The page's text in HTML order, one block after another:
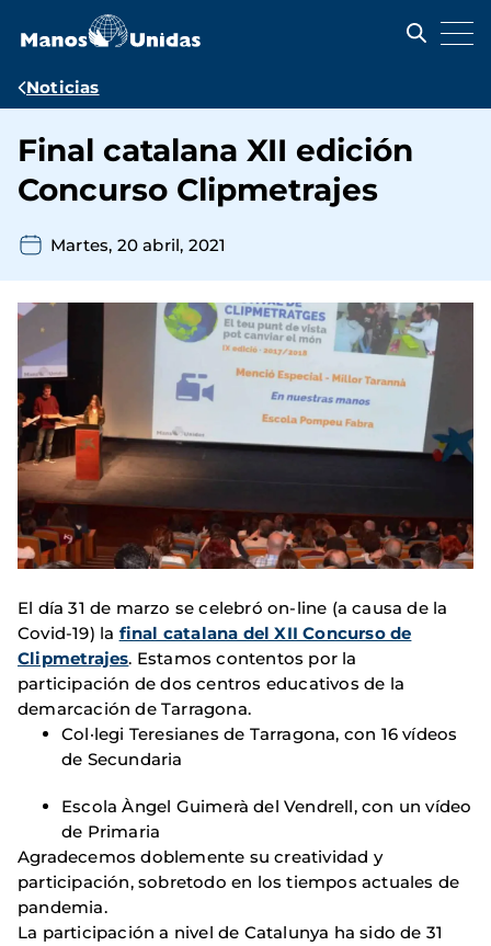
contenido
Ruta
navegación
Noticias
Final catalana XII edición
Concurso Clipmetrajes
Martes, 20 abril, 2021
El día 31 de marzo se celebró on-line (a causa de la
Covid-19) la final catalana del XII Concurso de
Clipmetrajes. Estamos contentos por la
participación de dos centros educativos de la
demarcación de Tarragona.
Col·legi Teresianes de Tarragona, con 16 vídeos
de Secundaria
Escola Àngel Guimerà del Vendrell, con un vídeo
de Primaria
Agradecemos doblemente su creatividad y
participación, sobretodo en los tiempos actuales de
pandemia.
La participación a nivel de Catalunya ha sido de 31